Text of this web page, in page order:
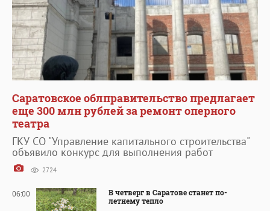
Саратовское облправительство предлагает
еще 300 млн рублей за ремонт оперного
театра
ГКУ СО "Управление капитального строительства"
объявило конкурс для выполнения работ
2724
06:00
В четверг в Саратове станет по-
летнему тепло